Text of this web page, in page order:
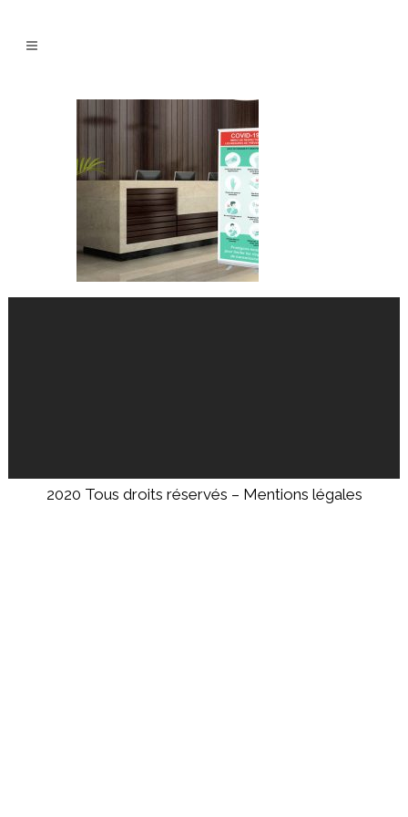
2020 Tous droits réservés – Mentions légales